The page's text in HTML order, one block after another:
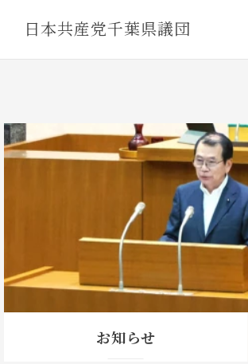
日本共産党千葉県議団
お知らせ